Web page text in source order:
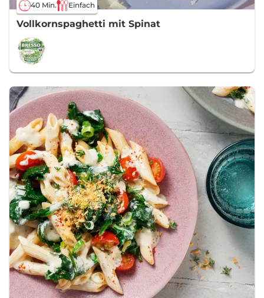
40 Min. Einfach
Vollkornspaghetti mit Spinat